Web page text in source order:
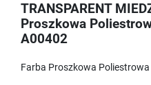
TRANSPARENT
Proszkowa
A00402
Farba Proszkowa